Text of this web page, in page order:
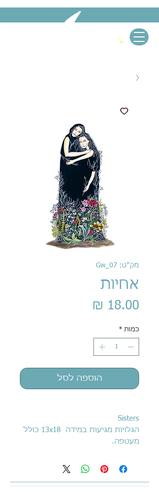
מק"ט: Gw_07
אחיות
כמות *
הוספה לסל
Sisters
הגלויות מגיעות במידה 13x18 כולל
מעטפה.